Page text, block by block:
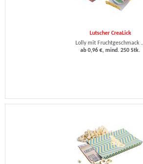
Lutscher CreaLick
Lolly mit Fruchtgeschmack
ab 0,96 €, mind. 250 Stk.